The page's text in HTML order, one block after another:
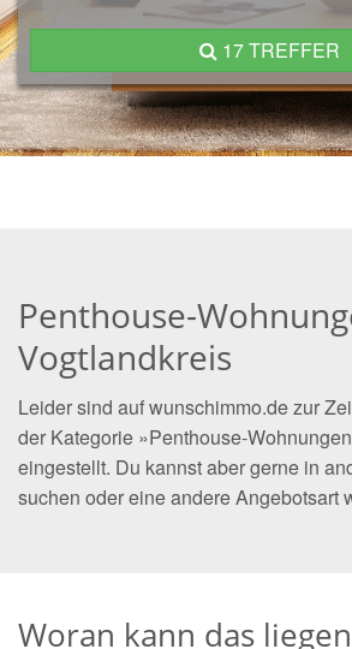
17 TREFFER
Penthouse-
Vogtlandkreis
Leider sind auf wunschimmo.de zur
der Kategorie »Penthouse-
eingestellt. Du kannst aber gerne in
suchen oder eine andere Angebotsart
Woran kann das